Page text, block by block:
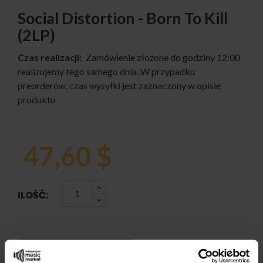
Social Distortion - Born To Kill
(2LP)
Czas realizacji: Zamówienie złożone do godziny 12:00
realizujemy tego samego dnia. W przypadku
preorderów, czas wysyłki jest zaznaczony w opisie
produktu
47,60 $
ILOŚĆ:
DODAJ DO KOSZYKA